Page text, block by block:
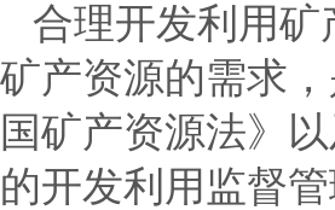
合理开发利用矿
矿产资源的需求
国矿产资源法》
的开发利用监督